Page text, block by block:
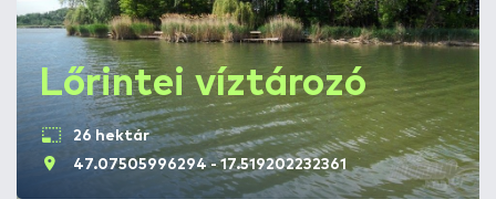
Lőrintei víztározó
26 hektár
47.07505996294 - 17.519202232361